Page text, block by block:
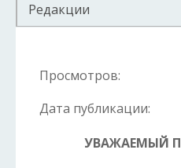
Редакции
Просмотров:
Дата публикации:
УВАЖАЕМЫЙ